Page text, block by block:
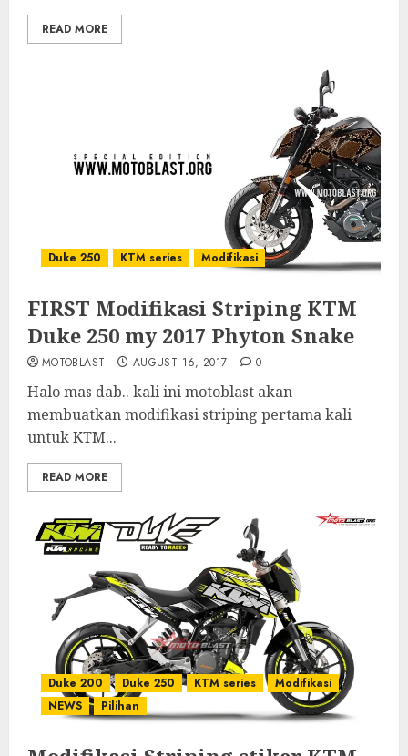
READ MORE
Duke 250 KTM series Modifikasi
FIRST Modifikasi Striping KTM
Duke 250 my 2017 Phyton Snake
MOTOBLAST AUGUST 16, 2017 0
Halo mas dab.. kali ini motoblast akan
membuatkan modifikasi striping pertama kali
untuk KTM...
READ MORE
Duke 200 Duke 250 KTM series
Modifikasi
NEWS
Pilihan